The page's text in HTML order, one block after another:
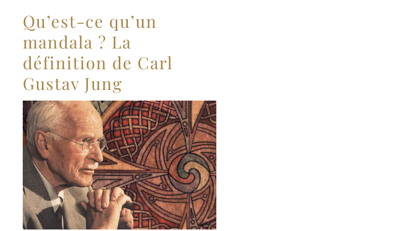
Qu’est-ce qu’un
mandala ? La
définition de Carl
Gustav Jung